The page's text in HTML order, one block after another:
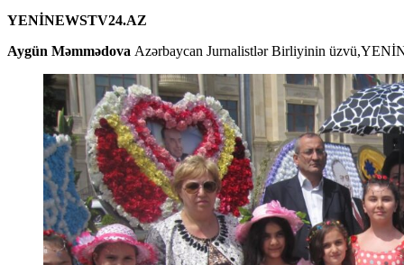
YENİNEWSTV24.AZ
Aygün Məmmədova Azərbaycan Jurnalistlər Birliyinin